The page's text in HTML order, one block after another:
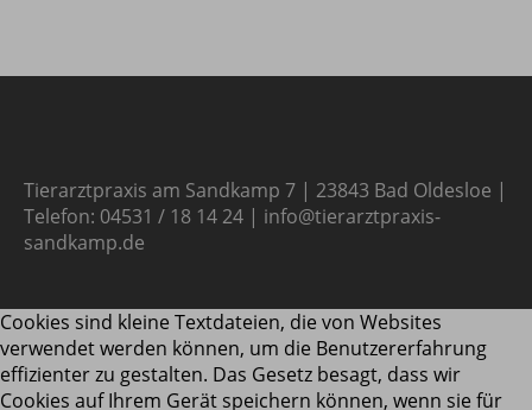
Tierarztpraxis am Sandkamp 7 | 23843 Bad Oldesloe |
Telefon: 04531 / 18 14 24 | info@tierarztpraxis-
sandkamp.de
Cookies sind kleine Textdateien, die von Websites
verwendet werden können, um die Benutzererfahrung
effizienter zu gestalten. Das Gesetz besagt, dass wir
Cookies auf Ihrem Gerät speichern können, wenn sie für